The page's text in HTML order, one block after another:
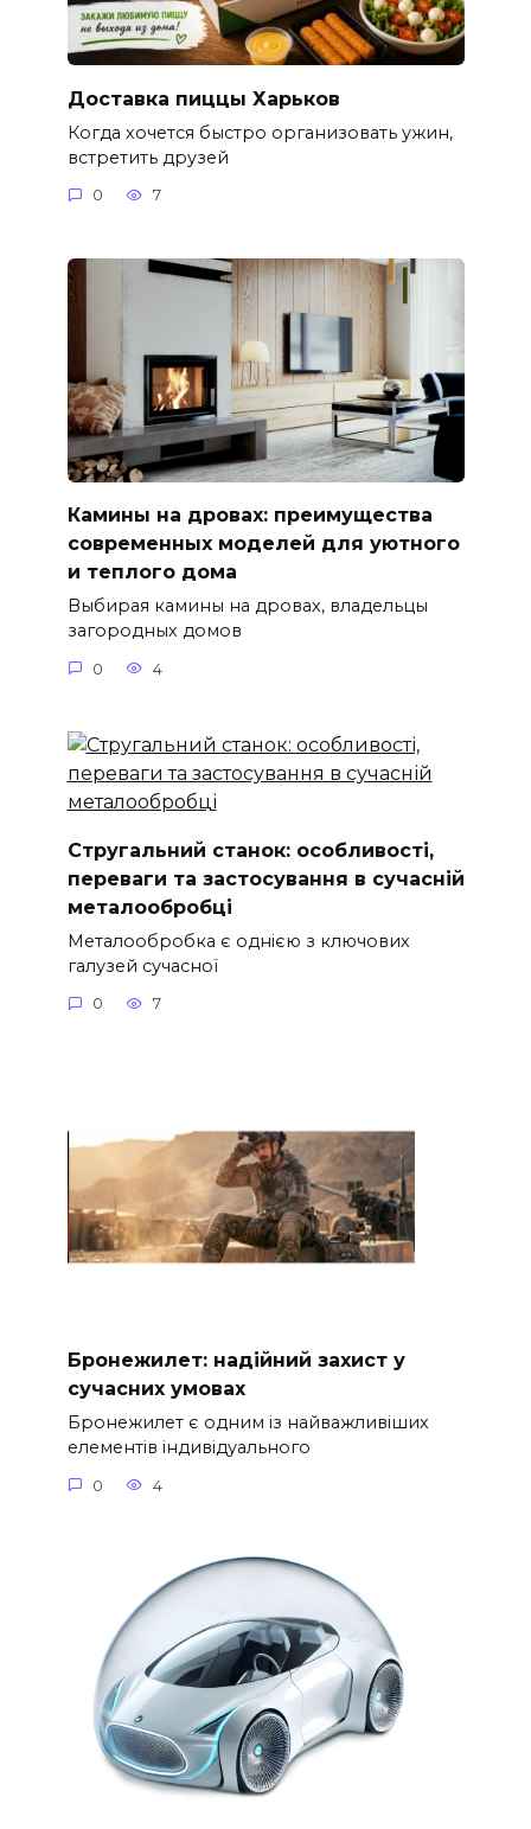
Доставка пиццы Харьков
Когда хочется быстро организовать ужин,
встретить друзей
0 7
Камины на дровах: преимущества
современных моделей для уютного
и теплого дома
Выбирая камины на дровах, владельцы
загородных домов
0 4
Стругальний станок: особливості,
переваги та застосування в сучасній
металообробці
Металообробка є однією з ключових
галузей сучасної
0 7
Бронежилет: надійний захист у
сучасних умовах
Бронежилет є одним із найважливіших
елементів індивідуального
0 4